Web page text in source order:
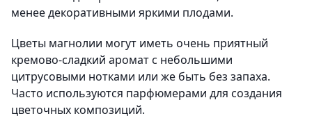
менее декоративными яркими плодами.
Цветы магнолии могут иметь очень приятный
кремово-сладкий аромат с небольшими
цитрусовыми нотками или же быть без запаха.
Часто используются парфюмерами для создания
цветочных композиций.